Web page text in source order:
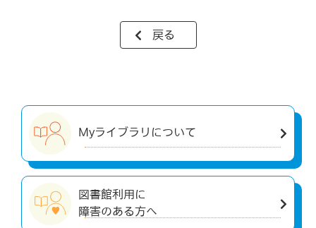
戻る
Myライブラリについて
図書館利用に
障害のある方へ